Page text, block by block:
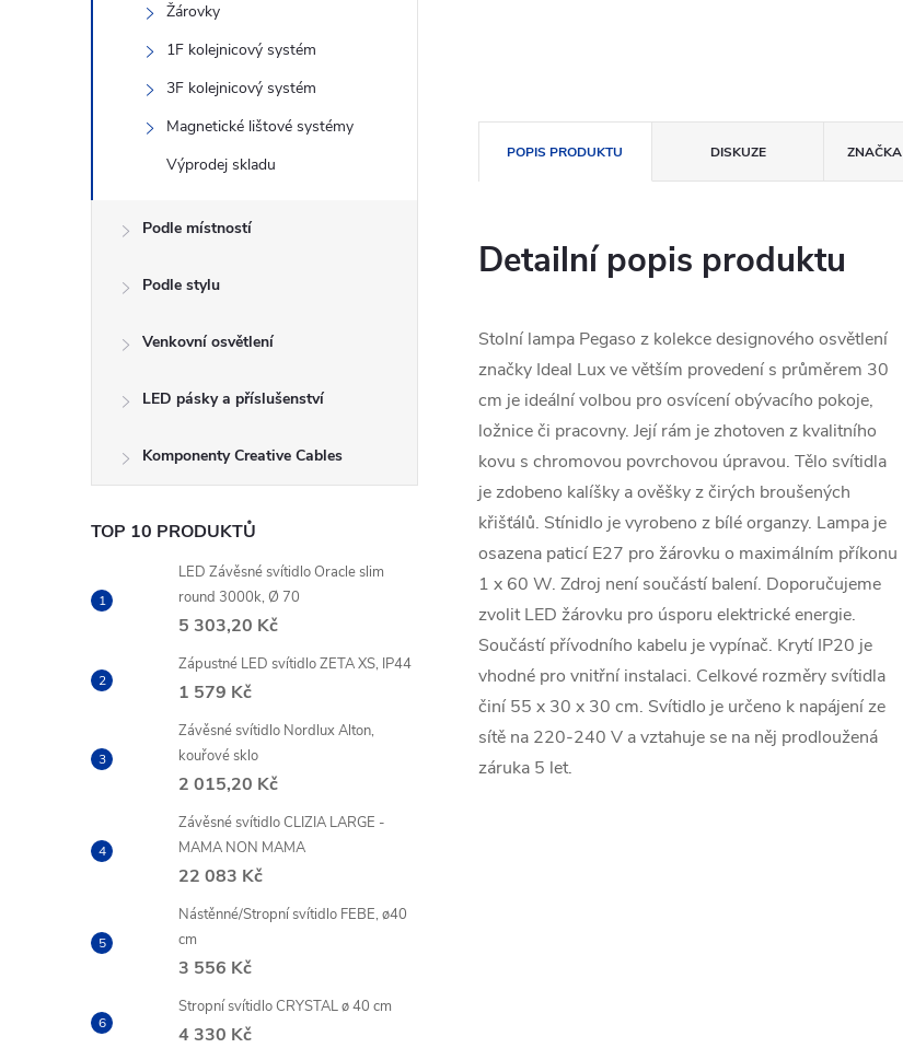
Žárovky
1F kolejnicový systém
3F kolejnicový systém
Magnetické lištové systémy
Výprodej skladu
Podle místností
Podle stylu
Venkovní osvětlení
LED pásky a příslušenství
Komponenty Creative Cables
TOP 10 PRODUKTŮ
LED Závěsné svítidlo Oracle slim
round 3000k, Ø 70
5 303,20 Kč
Zápustné LED svítidlo ZETA XS, IP44
1 579 Kč
Závěsné svítidlo Nordlux Alton,
kouřové sklo
2 015,20 Kč
Závěsné svítidlo CLIZIA LARGE -
MAMA NON MAMA
22 083 Kč
Nástěnné/Stropní svítidlo FEBE, ø40
cm
3 556 Kč
Stropní svítidlo CRYSTAL ø 40 cm
4 330 Kč
POPIS PRODUKTU DISKUZE ZNAČKA
Detailní popis produktu
Stolní lampa Pegaso z kolekce designového osvětlení
značky Ideal Lux ve větším provedení s průměrem 30
cm je ideální volbou pro osvícení obývacího pokoje,
ložnice či pracovny. Její rám je zhotoven z kvalitního
kovu s chromovou povrchovou úpravou. Tělo svítidla
je zdobeno kalíšky a ověšky z čirých broušených
křišťálů. Stínidlo je vyrobeno z bílé organzy. Lampa je
osazena paticí E27 pro žárovku o maximálním příkonu
1 x 60 W. Zdroj není součástí balení. Doporučujeme
zvolit LED žárovku pro úsporu elektrické energie.
Součástí přívodního kabelu je vypínač. Krytí IP20 je
vhodné pro vnitřní instalaci. Celkové rozměry svítidla
činí 55 x 30 x 30 cm. Svítidlo je určeno k napájení ze
sítě na 220-240 V a vztahuje se na něj prodloužená
záruka 5 let.